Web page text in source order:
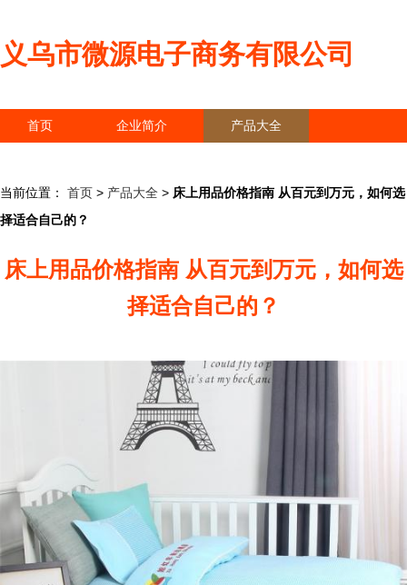
义乌市微源电子商务有限公司
首页 企业简介 产品大全
当前位置： 首页 > 产品大全 > 床上用品价格指南 从百元到万元，如何选
择适合自己的？
床上用品价格指南 从百元到万元，如何选
择适合自己的？